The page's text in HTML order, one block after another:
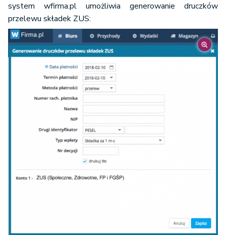
system wfirma.pl umożliwia generowanie druczków
przelewu składek ZUS: